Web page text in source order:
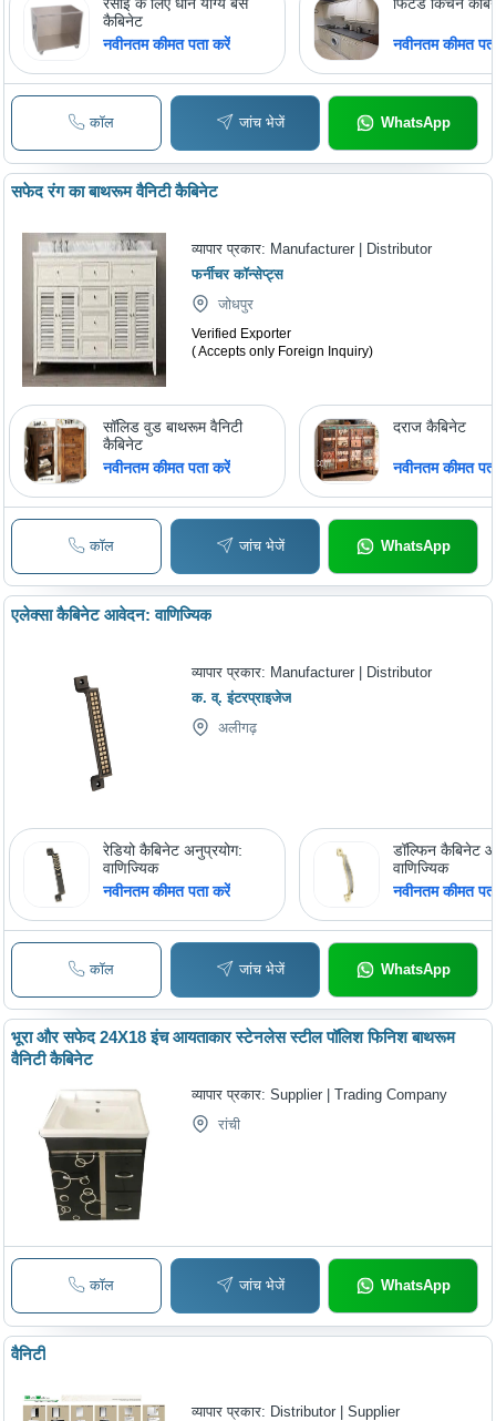
रसोई के लिए धोने योग्य बेस
कैबिनेट
नवीनतम कीमत पता करें
फिटेड किचन
नवीनतम कीमत
कॉल जांच भेजें WhatsApp
सफेद रंग का बाथरूम वैनिटी कैबिनेट
व्यापार प्रकार: Manufacturer | Distributor
फर्नीचर कॉन्सेप्ट्स
जोधपुर
Verified Exporter
( Accepts only Foreign Inquiry)
सॉलिड वुड बाथरूम वैनिटी
कैबिनेट
नवीनतम कीमत पता करें
दराज कैबिनेट
नवीनतम कीमत
कॉल जांच भेजें WhatsApp
एलेक्सा कैबिनेट आवेदन: वाणिज्यिक
व्यापार प्रकार: Manufacturer | Distributor
क. व्. इंटरप्राइजेज
अलीगढ़
रेडियो कैबिनेट अनुप्रयोग:
वाणिज्यिक
नवीनतम कीमत पता करें
डॉल्फिन कैबिनेट
वाणिज्यिक
नवीनतम कीमत
कॉल जांच भेजें WhatsApp
भूरा और सफेद 24X18 इंच आयताकार स्टेनलेस स्टील पॉलिश फिनिश बाथरूम
वैनिटी कैबिनेट
व्यापार प्रकार:Supplier | Trading Company
रांची
कॉल जांच भेजें WhatsApp
वैनिटी
व्यापार प्रकार: Distributor | Supplier